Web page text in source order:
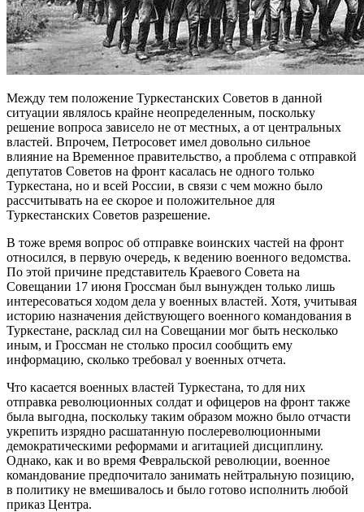
Между тем положение Туркестанских Советов в данной
ситуации являлось крайне неопределенным, поскольку
решение вопроса зависело не от местных, а от центральных
властей. Впрочем, Петросовет имел довольно сильное
влияние на Временное правительство, а проблема с отправкой
депутатов Советов на фронт касалась не одного только
Туркестана, но и всей России, в связи с чем можно было
рассчитывать на ее скорое и положительное для
Туркестанских Советов разрешение.
В тоже время вопрос об отправке воинских частей на фронт
относился, в первую очередь, к ведению военного ведомства.
По этой причине представитель Краевого Совета на
Совещании 17 июня Гроссман был вынужден только лишь
интересоваться ходом дела у военных властей. Хотя, учитывая
историю назначения действующего военного командования в
Туркестане, расклад сил на Совещании мог быть несколько
иным, и Гроссман не столько просил сообщить ему
информацию, сколько требовал у военных отчета.
Что касается военных властей Туркестана, то для них
отправка революционных солдат и офицеров на фронт также
была выгодна, поскольку таким образом можно было отчасти
укрепить изрядно расшатанную послереволюционными
демократическими реформами и агитацией дисциплину.
Однако, как и во время Февральской революции, военное
командование предпочитало занимать нейтральную позицию,
в политику не вмешивалось и было готово исполнить любой
приказ Центра.